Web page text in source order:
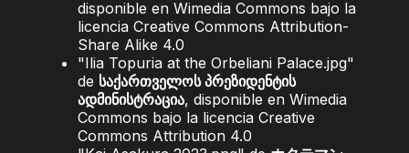
disponible en Wimedia Commons bajo la
licencia Creative Commons Attribution-
Share Alike 4.0
"Ilia Topuria at the Orbeliani Palace.jpg"
de საქართველოს პრეზიდენტის
ადმინისტრაცია, disponible en Wimedia
Commons bajo la licencia Creative
Commons Attribution 4.0